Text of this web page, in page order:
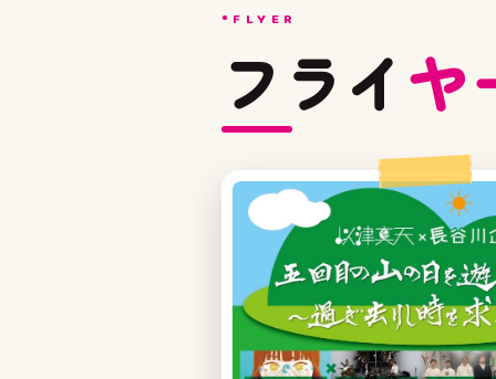
FLYER
フライヤ